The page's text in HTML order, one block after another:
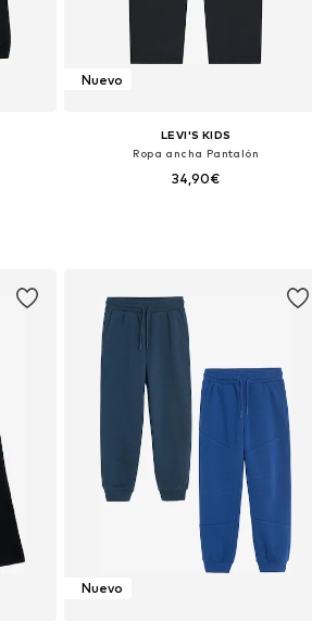
Nuevo
LEVI'S KIDS
Ropa ancha Pantalón
34,90€
Nuevo